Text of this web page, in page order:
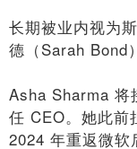
长期被业内视为
德（Sarah Bond
Asha Sharma 将
任 CEO。她此前
2024 年重返微软